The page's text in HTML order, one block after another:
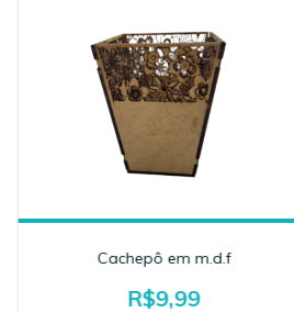
Cachepô em m.d.f
R$9,99